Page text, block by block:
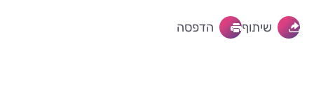
שיתוף הדפסה